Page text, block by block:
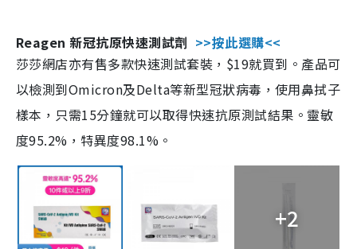
Reagen 新冠抗原快速測試劑 >>按此選購<<
莎莎網店亦有售多款快速測試套裝，$19就買到。產品可
以檢測到Omicron及Delta等新型冠狀病毒，使用鼻拭子
樣本，只需15分鐘就可以取得快速抗原測試結果。靈敏
度95.2%，特異度98.1%。
+2